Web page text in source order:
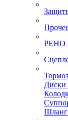
РЕНО
Диски